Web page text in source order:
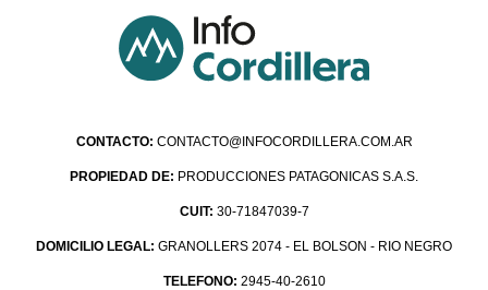
CONTACTO: CONTACTO@INFOCORDILLERA.COM.AR
PROPIEDAD DE: PRODUCCIONES PATAGONICAS S.A.S.
CUIT: 30-71847039-7
DOMICILIO LEGAL: GRANOLLERS 2074 - EL BOLSON - RIO NEGRO
TELEFONO: 2945-40-2610